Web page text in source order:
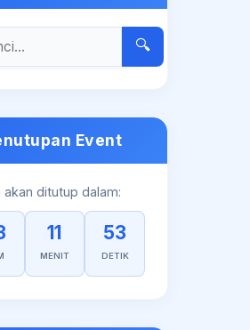
🔍
Event
akan ditutup dalam:
11
MENIT
52
DETIK